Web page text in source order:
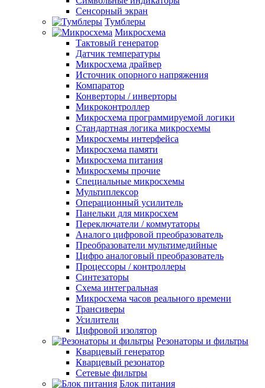
Сенсорный экран
Тумблеры
Микросхема
Тактовый генератор
Датчик температуры
Микросхема драйвер
Источник опорного напряжения
Компаратор
Конверторы / инверторы
Микроконтроллер
Микросхема программируемой логики
Стандартная логика микросхемы
Микросхемы интерфейса
Микросхема памяти
Микросхема питания
Микросхемы прочие
Специальные микросхемы
Мультиплексор
Операционный усилитель
Панельки для микросхем
Переключатели / коммутаторы
Аналого цифровой преобразователь
Преобразователи мультимедийные
Цифро аналоговый преобразователь
Процессоры / контроллеры
Синтезаторы
Схема интегральная
Микросхема часов реального времени
Трансиверы
Усилители
Цифровой изолятор
Резонаторы и фильтры
Кварцевый генератор
Кварцевый резонатор
Сетевые фильтры
Блок питания